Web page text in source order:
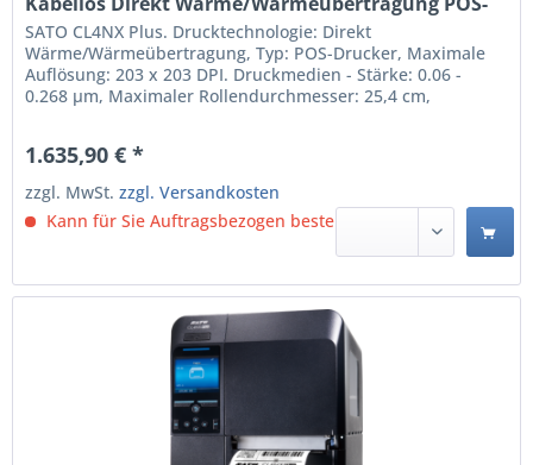
Drucker (WWCLP100ZNARUK)
SATO CL4NX Plus. Drucktechnologie: Direkt
Wärme/Wärmeübertragung, Typ: POS-Drucker, Maximale
Auflösung: 203 x 203 DPI. Druckmedien - Stärke: 0.06 -
0.268 µm, Maximaler Rollendurchmesser: 25,4 cm,
Anschlusstyp: USB Type-A / USB Type-B, Serielle
Schnittstelle: RS-232C. Produktfarbe:...
1.635,90 € *
zzgl. MwSt.zzgl. Versandkosten
Kann für Sie Auftragsbezogen bestellt werden.